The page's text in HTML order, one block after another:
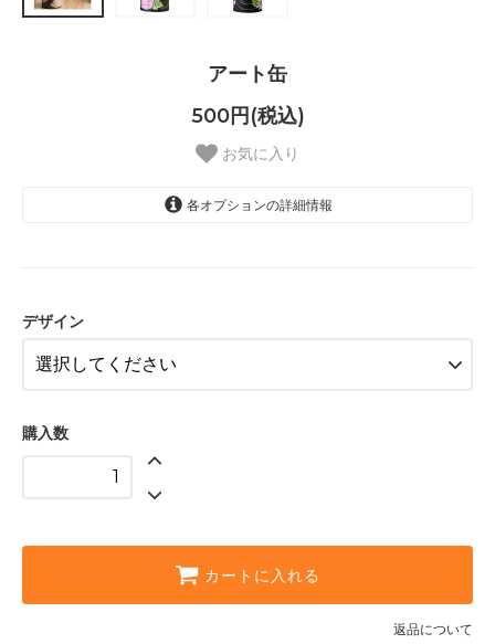
アート缶
500円(税込)
お気に入り
各オプションの詳細情報
デザイン
購入数
カートに入れる
返品について